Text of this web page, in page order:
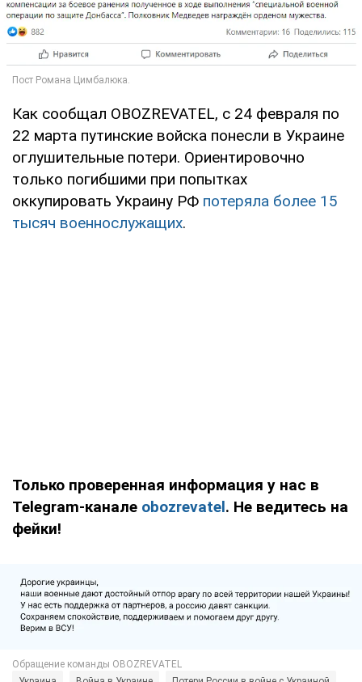
Как сообщал OBOZREVATEL, с 24 февраля по
22 марта путинские войска понесли в Украине
оглушительные потери. Ориентировочно
только погибшими при попытках
оккупировать Украину РФ потеряла более 15
тысяч военнослужащих.
Только проверенная информация у нас в
Telegram-канале obozrevatel. Не ведитесь на
фейки!